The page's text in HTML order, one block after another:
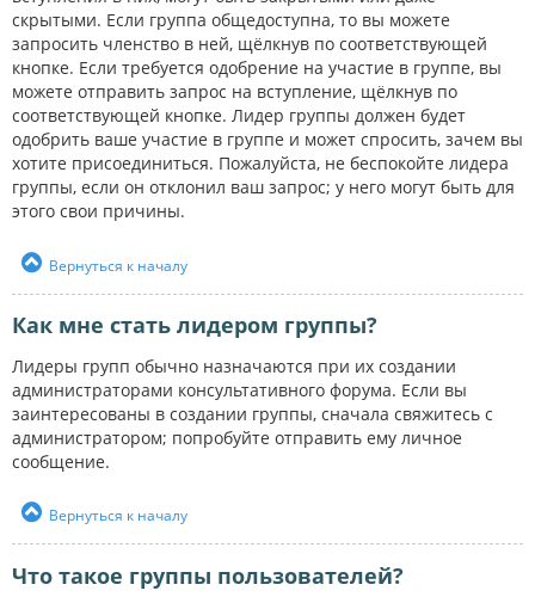
скрытыми. Если группа общедоступна, то вы можете
запросить членство в ней, щёлкнув по соответствующей
кнопке. Если требуется одобрение на участие в группе, вы
можете отправить запрос на вступление, щёлкнув по
соответствующей кнопке. Лидер группы должен будет
одобрить ваше участие в группе и может спросить, зачем вы
хотите присоединиться. Пожалуйста, не беспокойте лидера
группы, если он отклонил ваш запрос; у него могут быть для
этого свои причины.
Вернуться к началу
Как мне стать лидером группы?
Лидеры групп обычно назначаются при их создании
администраторами консультативного форума. Если вы
заинтересованы в создании группы, сначала свяжитесь с
администратором; попробуйте отправить ему личное
сообщение.
Вернуться к началу
Что такое группы пользователей?